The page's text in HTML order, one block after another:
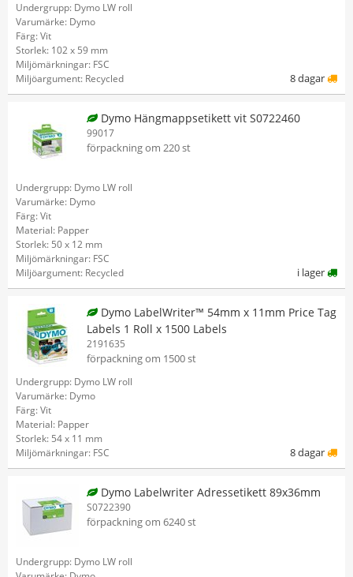
Undergrupp: Dymo LW roll
Varumärke: Dymo
Färg: Vit
Storlek: 102 x 59 mm
Miljömärkningar: FSC
Miljöargument: Recycled
8 dagar
Dymo Hängmappsetikett vit S0722460
99017
förpackning om 220 st
Undergrupp: Dymo LW roll
Varumärke: Dymo
Färg: Vit
Material: Papper
Storlek: 50 x 12 mm
Miljömärkningar: FSC
Miljöargument: Recycled
i lager
Dymo LabelWriter™ 54mm x 11mm Price Tag
Labels 1 Roll x 1500 Labels
2191635
förpackning om 1500 st
Undergrupp: Dymo LW roll
Varumärke: Dymo
Färg: Vit
Material: Papper
Storlek: 54 x 11 mm
Miljömärkningar: FSC
8 dagar
Dymo Labelwriter Adressetikett 89x36mm
S0722390
förpackning om 6240 st
Undergrupp: Dymo LW roll